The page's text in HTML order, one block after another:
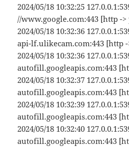
2024/05/18 10:32:25
//www.google.com:443 [http -
2024/05/18 10:32:36
api-lf.ulikecam.com:443 [http
2024/05/18 10:32:36
autofill.googleapis.com:443
2024/05/18 10:32:37
autofill.googleapis.com:443
2024/05/18 10:32:39
autofill.googleapis.com:443
2024/05/18 10:32:40
autofill.googleapis.com:443